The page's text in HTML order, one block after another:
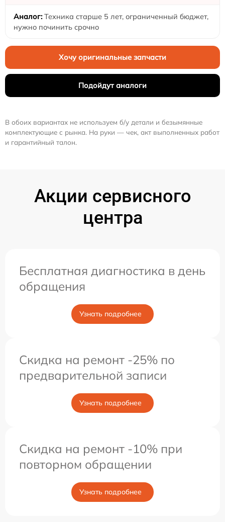
Техника старше 5 лет, ограниченный бюджет,
нужно починить срочно
Хочу оригинальные запчасти
Подойдут аналоги
В обоих вариантах не используем б/у детали и безымянные
комплектующие с рынка. На руки — чек, акт выполненных работ
и гарантийный талон.
Акции сервисного
центра
Бесплатная диагностика в день
обращения
Узнать подробнее
Скидка на ремонт -25% по
предварительной записи
Узнать подробнее
Скидка на ремонт -10% при
повторном обращении
Узнать подробнее